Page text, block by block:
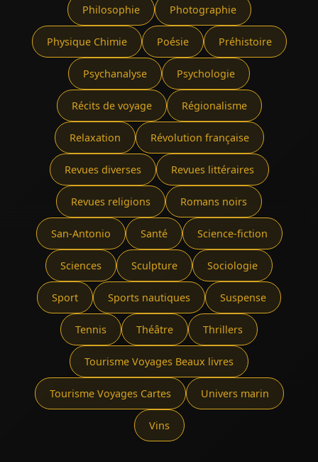
Philosophie Photographie
Physique Chimie Poésie Préhistoire
Psychanalyse Psychologie
Récits de voyage Régionalisme
Relaxation Révolution française
Revues diverses Revues littéraires
Revues religions Romans noirs
San-Antonio Santé Science-fiction
Sciences Sculpture Sociologie
Sport Sports nautiques Suspense
Tennis Théâtre Thrillers
Tourisme Voyages Beaux livres
Tourisme Voyages Cartes Univers marin
Vins